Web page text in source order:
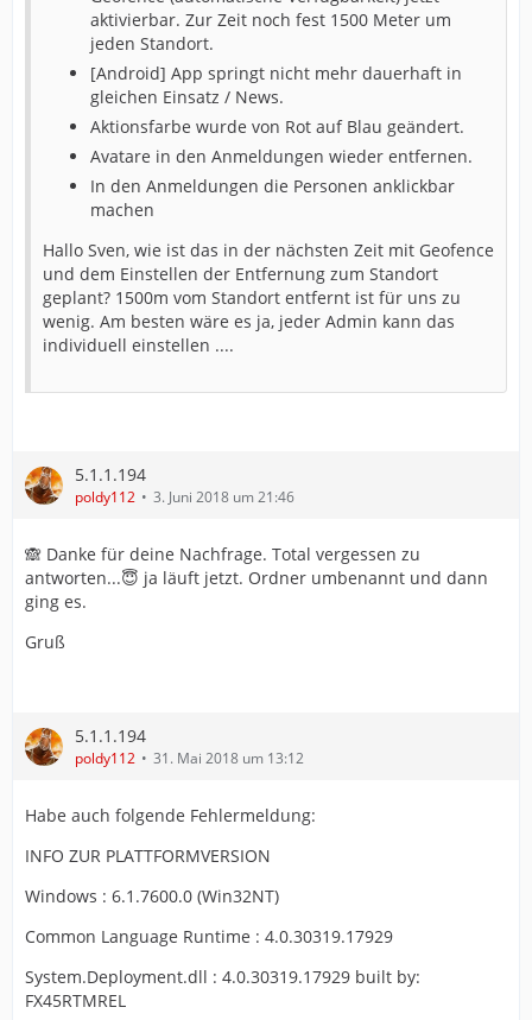
aktivierbar. Zur Zeit noch fest 1500 Meter um
jeden Standort.
[Android] App springt nicht mehr dauerhaft in
gleichen Einsatz / News.
Aktionsfarbe wurde von Rot auf Blau geändert.
Avatare in den Anmeldungen wieder entfernen.
In den Anmeldungen die Personen anklickbar
machen
Hallo Sven, wie ist das in der nächsten Zeit mit Geofence
und dem Einstellen der Entfernung zum Standort
geplant? 1500m vom Standort entfernt ist für uns zu
wenig. Am besten wäre es ja, jeder Admin kann das
individuell einstellen ....
5.1.1.194
poldy112 3. Juni 2018 um 21:46
🙈 Danke für deine Nachfrage. Total vergessen zu
antworten...😇 ja läuft jetzt. Ordner umbenannt und dann
ging es.
Gruß
5.1.1.194
poldy112 31. Mai 2018 um 13:12
Habe auch folgende Fehlermeldung:
INFO ZUR PLATTFORMVERSION
Windows : 6.1.7600.0 (Win32NT)
Common Language Runtime : 4.0.30319.17929
System.Deployment.dll : 4.0.30319.17929 built by:
FX45RTMREL